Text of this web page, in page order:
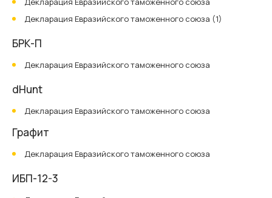
Декларация Евразийского таможенного союза (1)
БРК-П
Декларация Евразийского таможенного союза
dHunt
Декларация Евразийского таможенного союза
Графит
Декларация Евразийского таможенного союза
ИБП-12-3